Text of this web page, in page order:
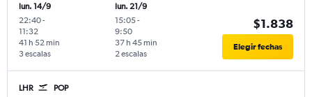
lun. 14/9
22:40-
11:32
3 escalas
41 h 52 min
lun. 21/9
15:05-
9:50
2 escalas
37 h 45 min
$1.838
Elegir fechas
LHR POP